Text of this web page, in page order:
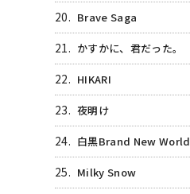
20. Brave Saga
21. かすかに、君だった。
22. HIKARI
23. 夜明け
24. 白黒Brand New World
25. Milky Snow